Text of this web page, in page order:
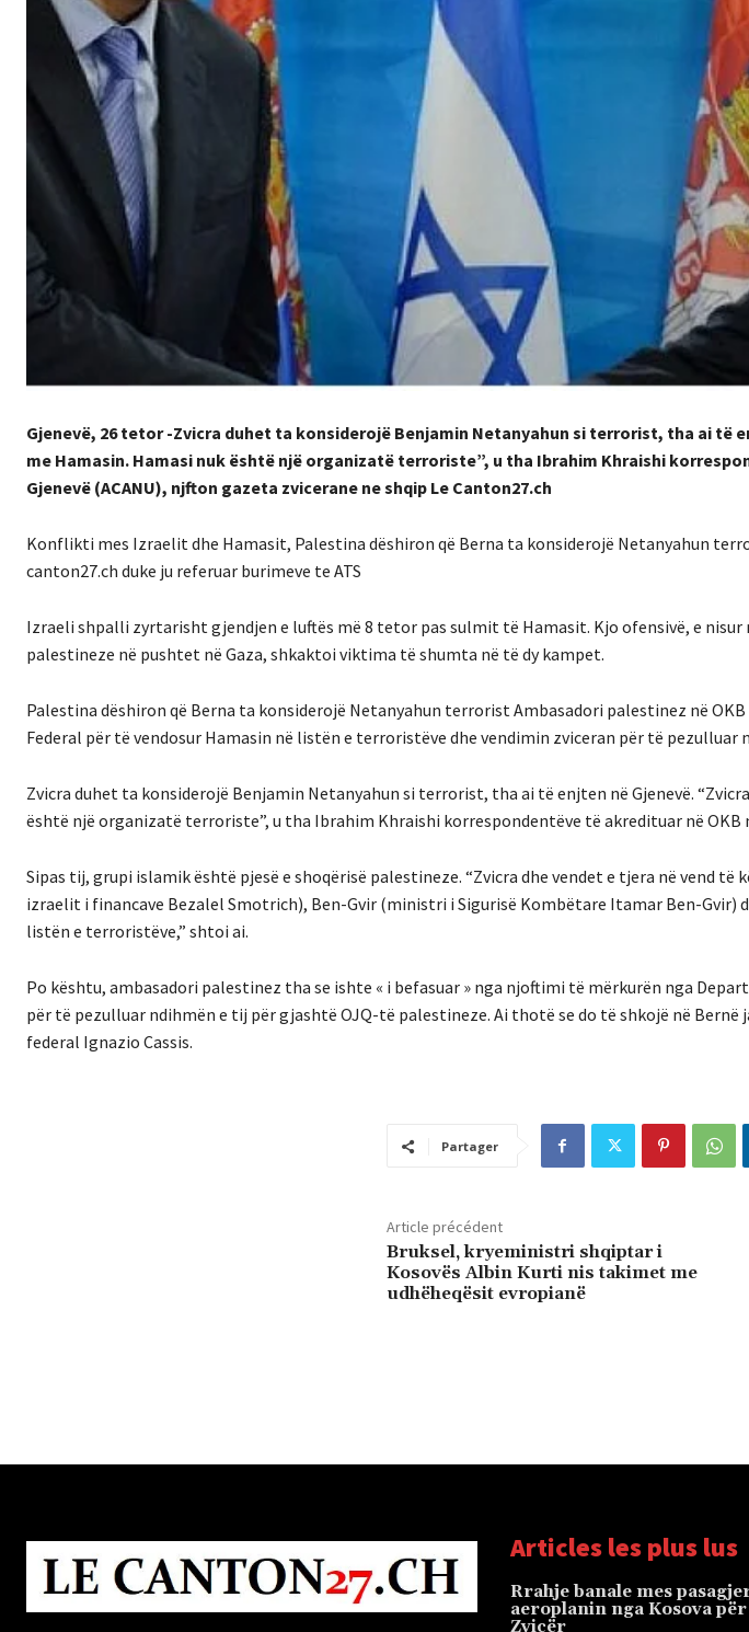
Gjenevë, 26 tetor -Zvicra duhet ta konsiderojë Benjamin Netanyahun si terrorist, tha ai të
me Hamasin. Hamasi nuk është një organizatë terroriste”, u tha Ibrahim Khraishi
Gjenevë (ACANU), njfton gazeta zvicerane ne shqip Le Canton27.ch
Konflikti mes Izraelit dhe Hamasit, Palestina dëshiron që Berna ta konsiderojë Netanyahun
canton27.ch duke ju referuar burimeve te ATS
Izraeli shpalli zyrtarisht gjendjen e luftës më 8 tetor pas sulmit të Hamasit. Kjo ofensivë, e
palestineze në pushtet në Gaza, shkaktoi viktima të shumta në të dy kampet.
Palestina dëshiron që Berna ta konsiderojë Netanyahun terroristAmbasadori palestinez në
Federal për të vendosur Hamasin në listën e terroristëve dhe vendimin zviceran për të pezulluar
Zvicra duhet ta konsiderojë Benjamin Netanyahun si terrorist, tha ai të enjten në Gjenevë.
është një organizatë terroriste”, u tha Ibrahim Khraishi korrespondentëve të akredituar në OKB
Sipas tij, grupi islamik është pjesë e shoqërisë palestineze. “Zvicra dhe vendet e tjera në vend
izraelit i financave Bezalel Smotrich), Ben-Gvir (ministri i Sigurisë Kombëtare Itamar Ben-Gvir)
listën e terroristëve,” shtoi ai.
Po kështu, ambasadori palestinez tha se ishte « i befasuar » nga njoftimi të mërkurën nga
për të pezulluar ndihmën e tij për gjashtë OJQ-të palestineze. Ai thotë se do të shkojë në
federal Ignazio Cassis.
Partager
Article précédent
Bruksel, kryeministri shqiptar i
Kosovës Albin Kurti nis takimet me
udhëheqësit evropianë
Articles les plus lus
Rrahje banale mes
aeroplanin nga Kosova
Zvicër